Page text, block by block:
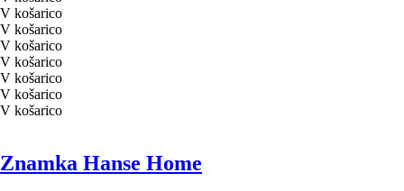
V košarico
V košarico
V košarico
V košarico
V košarico
V košarico
V košarico
Znamka Hanse Home